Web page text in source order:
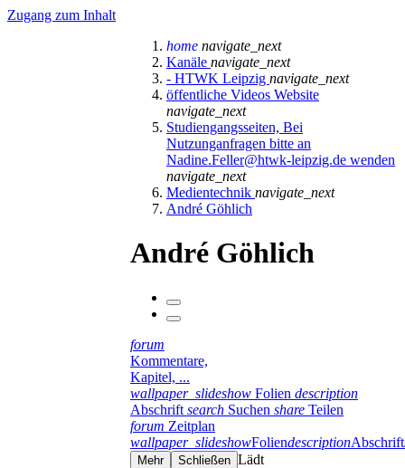
Zugang zum Inhalt
home navigate_next
Kanäle navigate_next
- HTWK Leipzig navigate_next
öffentliche Videos Website
navigate_next
Studiengangsseiten, Bei
Nutzunganfragen bitte an
Nadine.Feller@htwk-leipzig.de wenden
navigate_next
Medientechnik navigate_next
André Göhlich
André Göhlich
forum
Kommentare,
Kapitel, ...
wallpaper_slideshow Folien description
Abschrift search Suchen share Teilen
forum Zeitplan
wallpaper_slideshowFoliendescriptionAbschrift
Mehr Schließen Lädt